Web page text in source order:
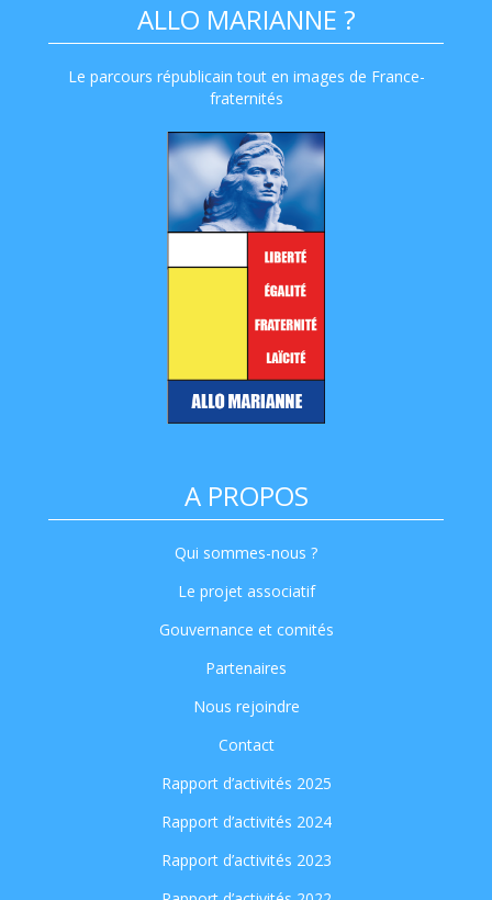
ALLO MARIANNE ?
Le parcours républicain tout en images de France-
fraternités
A PROPOS
Qui sommes-nous ?
Le projet associatif
Gouvernance et comités
Partenaires
Nous rejoindre
Contact
Rapport d’activités 2025
Rapport d’activités 2024
Rapport d’activités 2023